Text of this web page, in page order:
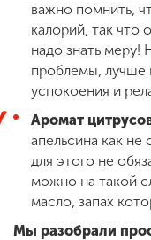
важно помнить,
калорий, так что
надо знать меру!
проблемы, лучше
успокоения и
Аромат
апельсина как не
для этого не
можно на такой
масло, запах
Мы разобрали